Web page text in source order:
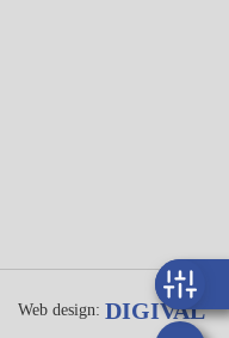
Web design: DIGIVAL